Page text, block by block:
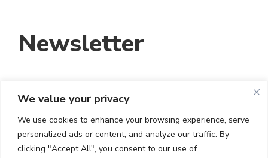
We value your privacy
We use cookies to enhance your browsing experience, serve
personalized ads or content, and analyze our traffic. By
clicking "Accept All", you consent to our use of
Newsletter
INDIRIZZO EMAIL:
HO LETTO E ACCETTO I TERMINI E LE